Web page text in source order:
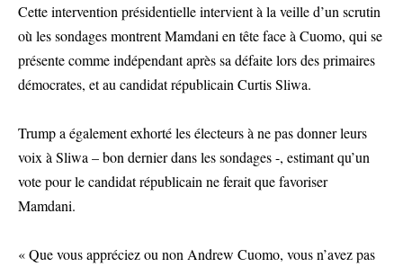
Cette intervention présidentielle intervient à la veille d’un scrutin
où les sondages montrent Mamdani en tête face à Cuomo, qui se
présente comme indépendant après sa défaite lors des primaires
démocrates, et au candidat républicain Curtis Sliwa.
Trump a également exhorté les électeurs à ne pas donner leurs
voix à Sliwa – bon dernier dans les sondages -, estimant qu’un
vote pour le candidat républicain ne ferait que favoriser
Mamdani.
« Que vous appréciez ou non Andrew Cuomo, vous n’avez pas